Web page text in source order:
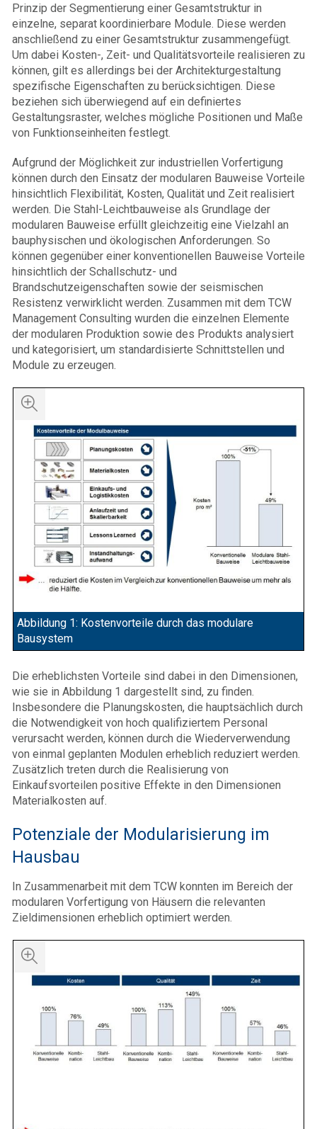
Prinzip der Segmentierung einer Gesamtstruktur in
einzelne, separat koordinierbare Module. Diese werden
anschließend zu einer Gesamtstruktur zusammengefügt.
Um dabei Kosten-, Zeit- und Qualitätsvorteile realisieren zu
können, gilt es allerdings bei der Architekturgestaltung
spezifische Eigenschaften zu berücksichtigen. Diese
beziehen sich überwiegend auf ein definiertes
Gestaltungsraster, welches mögliche Positionen und Maße
von Funktionseinheiten festlegt.
Aufgrund der Möglichkeit zur industriellen Vorfertigung
können durch den Einsatz der modularen Bauweise Vorteile
hinsichtlich Flexibilität, Kosten, Qualität und Zeit realisiert
werden. Die Stahl-Leichtbauweise als Grundlage der
modularen Bauweise erfüllt gleichzeitig eine Vielzahl an
bauphysischen und ökologischen Anforderungen. So
können gegenüber einer konventionellen Bauweise Vorteile
hinsichtlich der Schallschutz- und
Brandschutzeigenschaften sowie der seismischen
Resistenz verwirklicht werden. Zusammen mit dem TCW
Management Consulting wurden die einzelnen Elemente
der modularen Produktion sowie des Produkts analysiert
und kategorisiert, um standardisierte Schnittstellen und
Module zu erzeugen.
Abbildung 1: Kostenvorteile durch das modulare
Bausystem
Die erheblichsten Vorteile sind dabei in den Dimensionen,
wie sie in Abbildung 1 dargestellt sind, zu finden.
Insbesondere die Planungskosten, die hauptsächlich durch
die Notwendigkeit von hoch qualifiziertem Personal
verursacht werden, können durch die Wiederverwendung
von einmal geplanten Modulen erheblich reduziert werden.
Zusätzlich treten durch die Realisierung von
Einkaufsvorteilen positive Effekte in den Dimensionen
Materialkosten auf.
Potenziale der Modularisierung im
Hausbau
In Zusammenarbeit mit dem TCW konnten im Bereich der
modularen Vorfertigung von Häusern die relevanten
Zieldimensionen erheblich optimiert werden.